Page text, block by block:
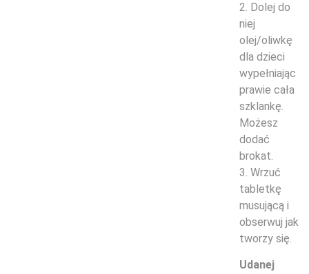
2. Dolej do
niej
olej/oliwkę
dla dzieci
wypełniając
prawie cała
szklankę.
Możesz
dodać
brokat.
3. Wrzuć
tabletkę
musującą i
obserwuj jak
tworzy się.
Udanej